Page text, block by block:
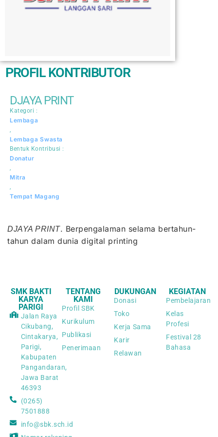
PROFIL KONTRIBUTOR
DJAYA PRINT
Kategori :
Lembaga
Lembaga Swasta
Bentuk Kontribusi :
Donatur
Mitra
Tempat Magang
DJAYA PRINT. Berpengalaman selama bertahun-
tahun dalam dunia digital printing
SMK BAKTI
KARYA
PARIGI
Jalan Raya
Cikubang,
Cintakarya,
Parigi,
Kabupaten
Pangandaran,
Jawa Barat
46393
(0265)
7501888
info@sbk.sch.id
TENTANG
KAMI
Profil SBK
Kurikulum
Publikasi
Penerimaan
DUKUNGAN
Donasi
Toko
Kerja Sama
Karir
Relawan
KEGIATAN
Pembelajaran
Kelas
Profesi
Festival 28
Bahasa